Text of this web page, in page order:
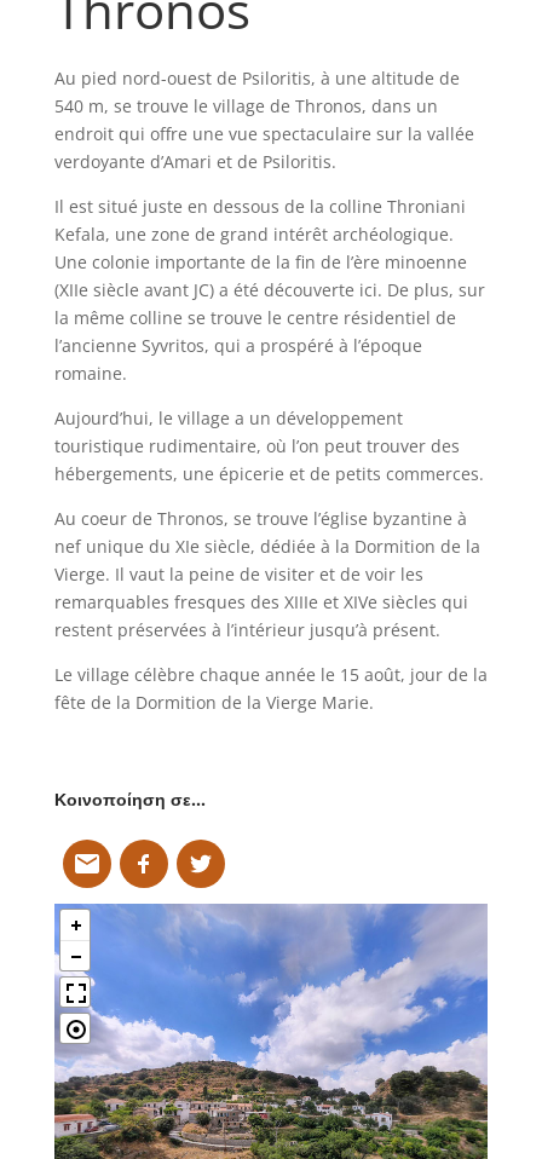
Au pied nord-ouest de Psiloritis, à une altitude de
540 m, se trouve le village de Thronos, dans un
endroit qui offre une vue spectaculaire sur la vallée
verdoyante d’Amari et de Psiloritis.
Il est situé juste en dessous de la colline Throniani
Kefala, une zone de grand intérêt archéologique.
Une colonie importante de la fin de l’ère minoenne
(XIIe siècle avant JC) a été découverte ici. De plus, sur
la même colline se trouve le centre résidentiel de
l’ancienne Syvritos, qui a prospéré à l’époque
romaine.
Aujourd’hui, le village a un développement
touristique rudimentaire, où l’on peut trouver des
hébergements, une épicerie et de petits commerces.
Au coeur de Thronos, se trouve l’église byzantine à
nef unique du XIe siècle, dédiée à la Dormition de la
Vierge. Il vaut la peine de visiter et de voir les
remarquables fresques des XIIIe et XIVe siècles qui
restent préservées à l’intérieur jusqu’à présent.
Le village célèbre chaque année le 15 août, jour de la
fête de la Dormition de la Vierge Marie.
Κοινοποίηση σε…